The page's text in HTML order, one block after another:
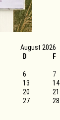
August 2026
D F
6 7
13 14
20 21
27 28